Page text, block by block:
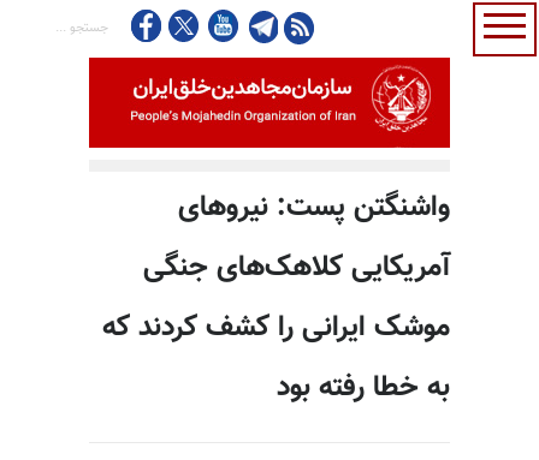
واشنگتن پست: نیروهای
آمریکایی کلاهک‌های جنگی
موشک ایرانی را کشف کردند که
به خطا رفته بود